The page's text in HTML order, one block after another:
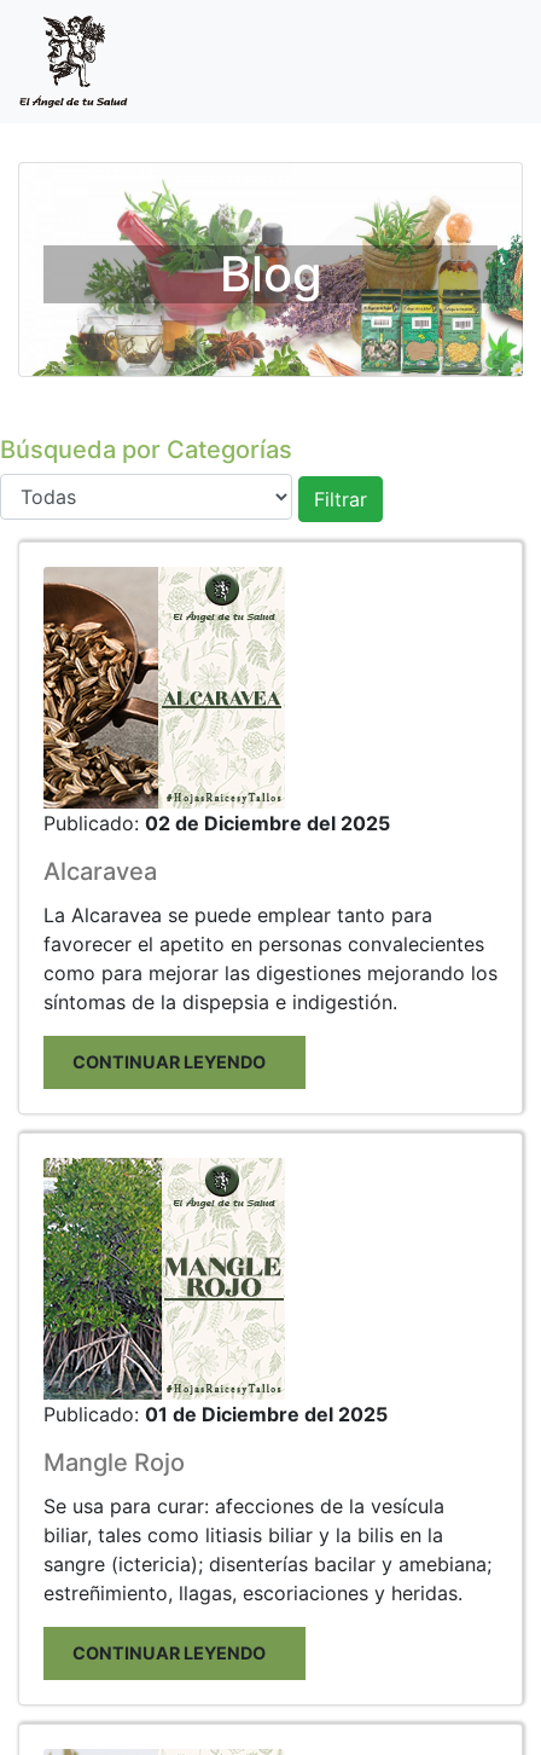
Blog
Búsqueda por Categorías
Filtrar
Publicado: 02 de Diciembre del 2025
Alcaravea
La Alcaravea se puede emplear tanto para
favorecer el apetito en personas convalecientes
como para mejorar las digestiones mejorando los
síntomas de la dispepsia e indigestión.
CONTINUAR LEYENDO
Publicado: 01 de Diciembre del 2025
Mangle Rojo
Se usa para curar: afecciones de la vesícula
biliar, tales como litiasis biliar y la bilis en la
sangre (ictericia); disenterías bacilar y amebiana;
estreñimiento, llagas, escoriaciones y heridas.
CONTINUAR LEYENDO